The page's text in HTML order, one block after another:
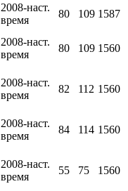
2008-наст.
время
80 109 1587
2008-наст.
время
80 109 1560
2008-наст.
время
82 112 1560
2008-наст.
время
84 114 1560
2008-наст.
время
55 75 1560